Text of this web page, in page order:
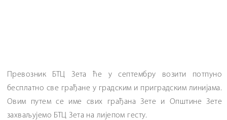
Превозник БТЦ Зета ће у септембру возити потпуно
бесплатно све грађане у градским и приградским линијама.
Овим путем се име свих грађана Зете и Општине Зете
захваљујемо БТЦ Зета на лијепом гесту.